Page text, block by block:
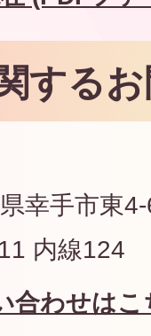
する
幸手市東
内線124
合わせは